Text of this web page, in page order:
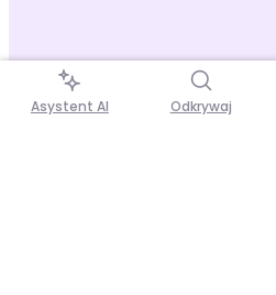
Asystent AI Odkrywaj